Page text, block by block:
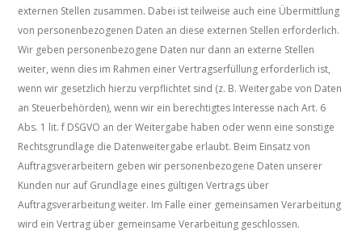
externen Stellen zusammen. Dabei ist teilweise auch eine Übermittlung
von personenbezogenen Daten an diese externen Stellen erforderlich.
Wir geben personenbezogene Daten nur dann an externe Stellen
weiter, wenn dies im Rahmen einer Vertragserfüllung erforderlich ist,
wenn wir gesetzlich hierzu verpflichtet sind (z. B. Weitergabe von Daten
an Steuerbehörden), wenn wir ein berechtigtes Interesse nach Art. 6
Abs. 1 lit. f DSGVO an der Weitergabe haben oder wenn eine sonstige
Rechtsgrundlage die Datenweitergabe erlaubt. Beim Einsatz von
Auftragsverarbeitern geben wir personenbezogene Daten unserer
Kunden nur auf Grundlage eines gültigen Vertrags über
Auftragsverarbeitung weiter. Im Falle einer gemeinsamen Verarbeitung
wird ein Vertrag über gemeinsame Verarbeitung geschlossen.